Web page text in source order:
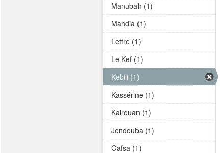
Manubah (1)
Mahdia (1)
Lettre (1)
Le Kef (1)
Kebili (1)
Kassérine (1)
Kairouan (1)
Jendouba (1)
Gafsa (1)